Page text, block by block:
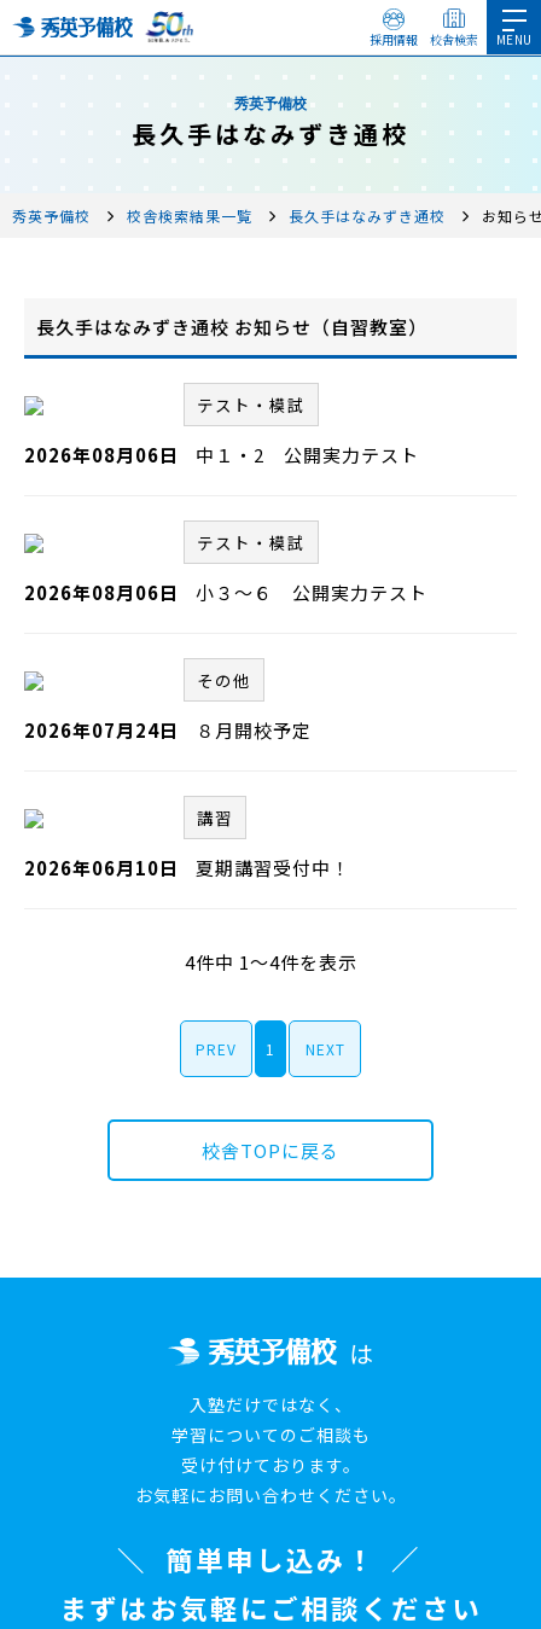
採用情報 校舎検索
秀英予備校
長久手はなみずき通校
秀英予備校 校舎検索結果一覧 長久手はなみずき通校 お知ら
長久手はなみずき通校 お知らせ（自習教室）
テスト・模試
2026年08月06日 中１・2 公開実力テスト
テスト・模試
2026年08月06日 小３～６ 公開実力テスト
その他
2026年07月24日 ８月開校予定
講習
2026年06月10日 夏期講習受付中！
4件中 1～4件を表示
PREV 1 NEXT
校舎TOPに戻る
は
入塾だけではなく、
学習についてのご相談も
受け付けております。
お気軽にお問い合わせください。
簡単申し込み！
まずはお気軽にご相談ください